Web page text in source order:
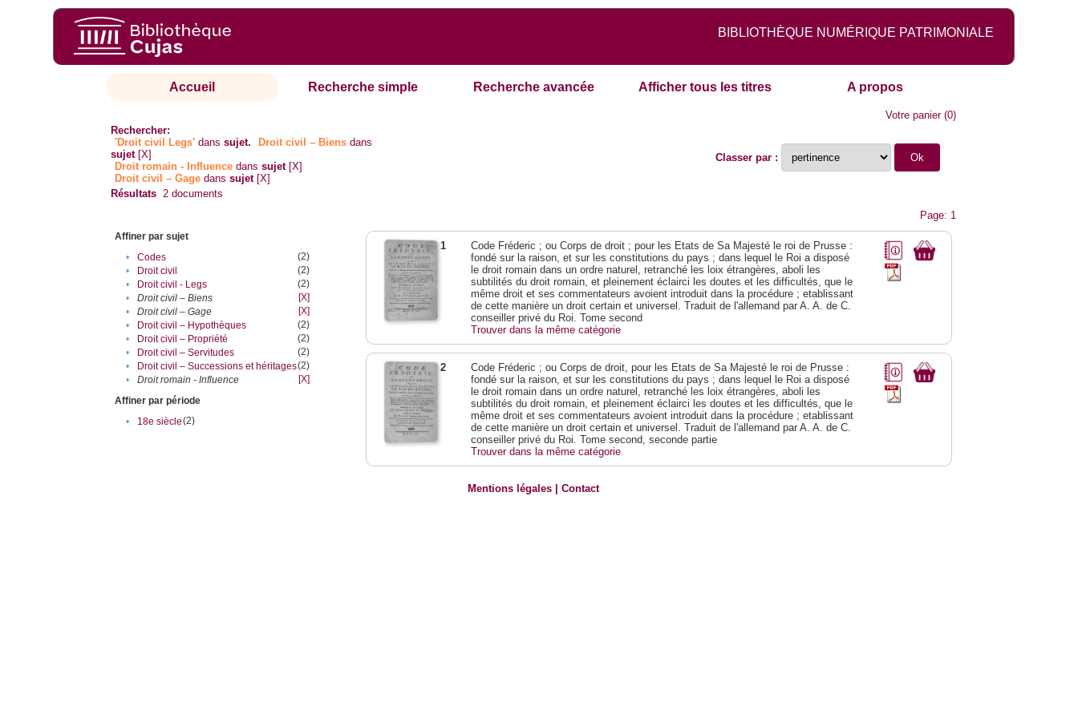
BIBLIOTHÈQUE NUMÉRIQUE PATRIMONIALE
Accueil Recherche simple Recherche avancée Afficher tous les titres A propos
Votre panier(0)
Rechercher:
'Droit civil Legs' danssujet. Droit civil – Biens dans
sujet [X]
Droit romain - Influence danssujet [X]
Droit civil – Gage danssujet [X]
Classer par :
Résultats 2 documents
Page: 1
Affiner par sujet
•
Codes
(2)
•
Droit civil
(2)
•
Droit civil - Legs
(2)
•
Droit civil – Biens
[X]
•
Droit civil – Gage
[X]
•
Droit civil – Hypothèques
(2)
•
Droit civil – Propriété
(2)
•
Droit civil – Servitudes
(2)
•
Droit civil – Successions et héritages(2)
•
Droit romain - Influence
[X]
Affiner par période
•
18e siècle(2)
1
Code Fréderic ; ou Corps de droit ; pour les Etats de Sa Majesté le roi de Prusse :
fondé sur la raison, et sur les constitutions du pays ; dans lequel le Roi a disposé
le droit romain dans un ordre naturel, retranché les loix étrangères, aboli les
subtilités du droit romain, et pleinement éclairci les doutes et les difficultés, que le
même droit et ses commentateurs avoient introduit dans la procédure ; etablissant
de cette manière un droit certain et universel. Traduit de l'allemand par A. A. de C.
conseiller privé du Roi. Tome second
Trouver dans la même catégorie
2
Code Fréderic ; ou Corps de droit, pour les Etats de Sa Majesté le roi de Prusse :
fondé sur la raison, et sur les constitutions du pays ; dans lequel le Roi a disposé
le droit romain dans un ordre naturel, retranché les loix étrangères, aboli les
subtilités du droit romain, et pleinement éclairci les doutes et les difficultés, que le
même droit et ses commentateurs avoient introduit dans la procédure ; etablissant
de cette manière un droit certain et universel. Traduit de l'allemand par A. A. de C.
conseiller privé du Roi. Tome second, seconde partie
Trouver dans la même catégorie
Mentions légales |Contact